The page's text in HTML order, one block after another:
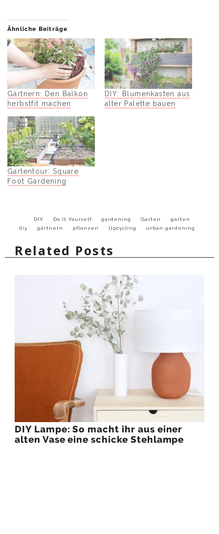
Ähnliche Beiträge
Gärtnern: Den Balkon
herbstfit machen
DIY: Blumenkasten aus
alter Palette bauen
Gartentour: Square
Foot Gardening
DIY Do It Yourself gardening Garten
garten
diy
gärtnern pflanzen Upcycling urban gardening
Related Posts
DIY Lampe: So macht ihr aus einer
alten Vase eine schicke Stehlampe